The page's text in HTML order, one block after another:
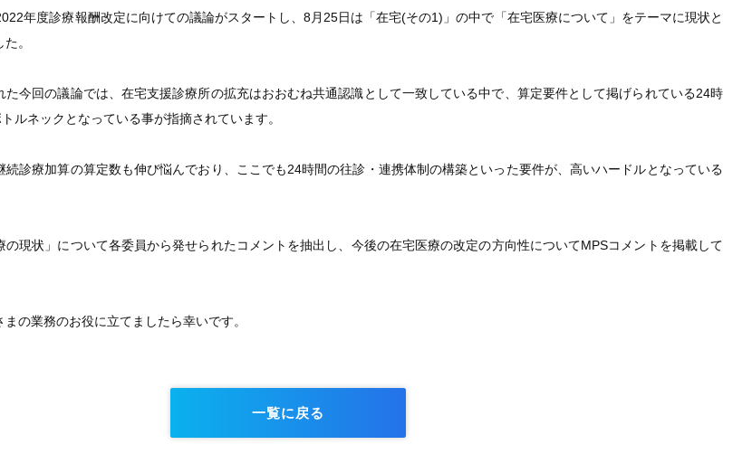
年度診療報酬改定に向けての議論がスタートし、8月25日は「在宅(その1)」の中で「在宅医療について」をテーマに現状と
。
た今回の議論では、在宅支援診療所の拡充はおおむね共通認識として一致している中で、算定要件として掲げられている24時
ルネックとなっている事が指摘されています。
続診療加算の算定数も伸び悩んでおり、ここでも24時間の往診・連携体制の構築といった要件が、高いハードルとなっている
の現状」について各委員から発せられたコメントを抽出し、今後の在宅医療の改定の方向性についてMPSコメントを掲載して
の業務のお役に立てましたら幸いです。
一覧に戻る